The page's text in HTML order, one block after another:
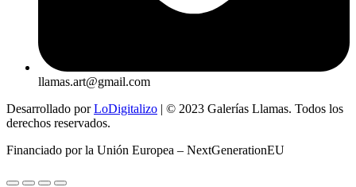
llamas.art@gmail.com
Desarrollado porLoDigitalizo | © 2023 Galerías Llamas. Todos los
derechos reservados.
Financiado por la Unión Europea – NextGenerationEU